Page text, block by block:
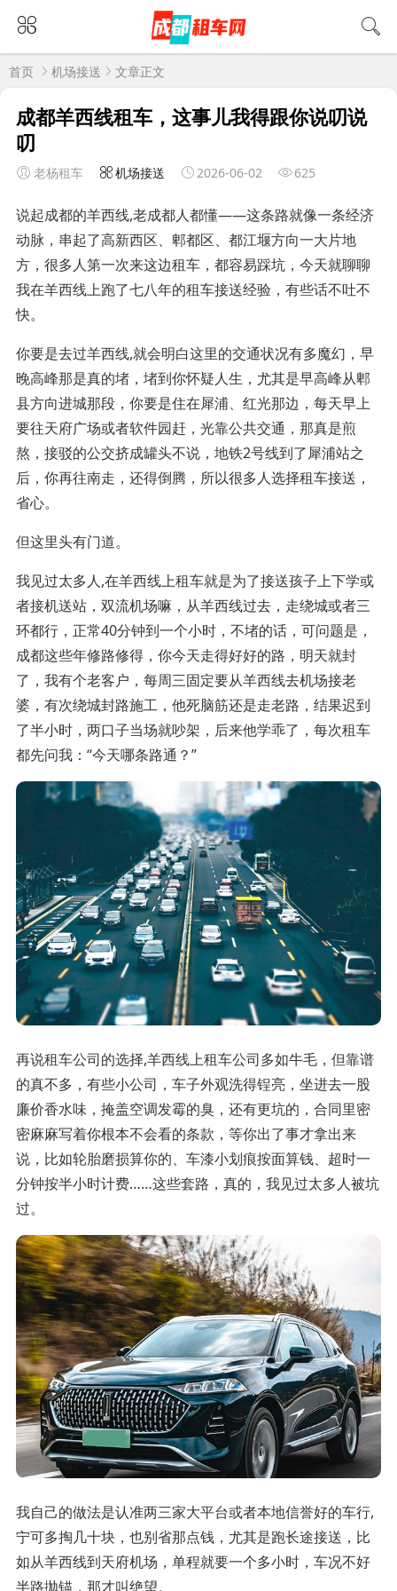
首页 机场接送 文章正文
成都羊西线租车，这事儿我得跟你说叨说
叨
老杨租车 机场接送 2026-06-02 625
说起成都的羊西线,老成都人都懂——这条路就像一条经济
动脉，串起了高新西区、郫都区、都江堰方向一大片地
方，很多人第一次来这边租车，都容易踩坑，今天就聊聊
我在羊西线上跑了七八年的租车接送经验，有些话不吐不
快。
你要是去过羊西线,就会明白这里的交通状况有多魔幻，早
晚高峰那是真的堵，堵到你怀疑人生，尤其是早高峰从郫
县方向进城那段，你要是住在犀浦、红光那边，每天早上
要往天府广场或者软件园赶，光靠公共交通，那真是煎
熬，接驳的公交挤成罐头不说，地铁2号线到了犀浦站之
后，你再往南走，还得倒腾，所以很多人选择租车接送，
省心。
但这里头有门道。
我见过太多人,在羊西线上租车就是为了接送孩子上下学或
者接机送站，双流机场嘛，从羊西线过去，走绕城或者三
环都行，正常40分钟到一个小时，不堵的话，可问题是，
成都这些年修路修得，你今天走得好好的路，明天就封
了，我有个老客户，每周三固定要从羊西线去机场接老
婆，有次绕城封路施工，他死脑筋还是走老路，结果迟到
了半小时，两口子当场就吵架，后来他学乖了，每次租车
都先问我：“今天哪条路通？”
再说租车公司的选择,羊西线上租车公司多如牛毛，但靠谱
的真不多，有些小公司，车子外观洗得锃亮，坐进去一股
廉价香水味，掩盖空调发霉的臭，还有更坑的，合同里密
密麻麻写着你根本不会看的条款，等你出了事才拿出来
说，比如轮胎磨损算你的、车漆小划痕按面算钱、超时一
分钟按半小时计费……这些套路，真的，我见过太多人被坑
过。
我自己的做法是认准两三家大平台或者本地信誉好的车行,
宁可多掏几十块，也别省那点钱，尤其是跑长途接送，比
如从羊西线到天府机场，单程就要一个多小时，车况不好
半路抛锚，那才叫绝望。